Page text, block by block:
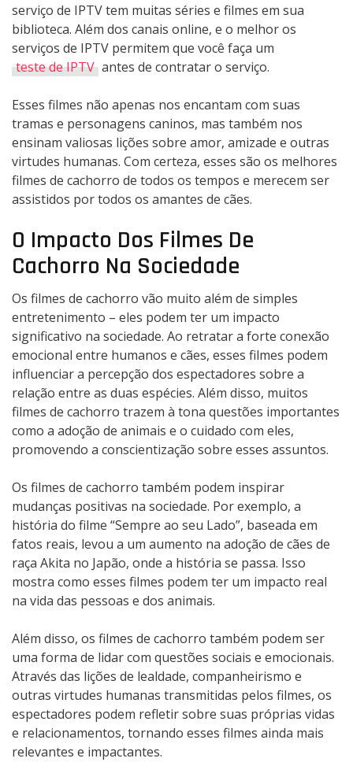
serviço de IPTV tem muitas séries e filmes em sua
biblioteca. Além dos canais online, e o melhor os
serviços de IPTV permitem que você faça um
teste de IPTV antes de contratar o serviço.
Esses filmes não apenas nos encantam com suas
tramas e personagens caninos, mas também nos
ensinam valiosas lições sobre amor, amizade e outras
virtudes humanas. Com certeza, esses são os melhores
filmes de cachorro de todos os tempos e merecem ser
assistidos por todos os amantes de cães.
O Impacto Dos Filmes De
Cachorro Na Sociedade
Os filmes de cachorro vão muito além de simples
entretenimento – eles podem ter um impacto
significativo na sociedade. Ao retratar a forte conexão
emocional entre humanos e cães, esses filmes podem
influenciar a percepção dos espectadores sobre a
relação entre as duas espécies. Além disso, muitos
filmes de cachorro trazem à tona questões importantes
como a adoção de animais e o cuidado com eles,
promovendo a conscientização sobre esses assuntos.
Os filmes de cachorro também podem inspirar
mudanças positivas na sociedade. Por exemplo, a
história do filme “Sempre ao seu Lado”, baseada em
fatos reais, levou a um aumento na adoção de cães de
raça Akita no Japão, onde a história se passa. Isso
mostra como esses filmes podem ter um impacto real
na vida das pessoas e dos animais.
Além disso, os filmes de cachorro também podem ser
uma forma de lidar com questões sociais e emocionais.
Através das lições de lealdade, companheirismo e
outras virtudes humanas transmitidas pelos filmes, os
espectadores podem refletir sobre suas próprias vidas
e relacionamentos, tornando esses filmes ainda mais
relevantes e impactantes.